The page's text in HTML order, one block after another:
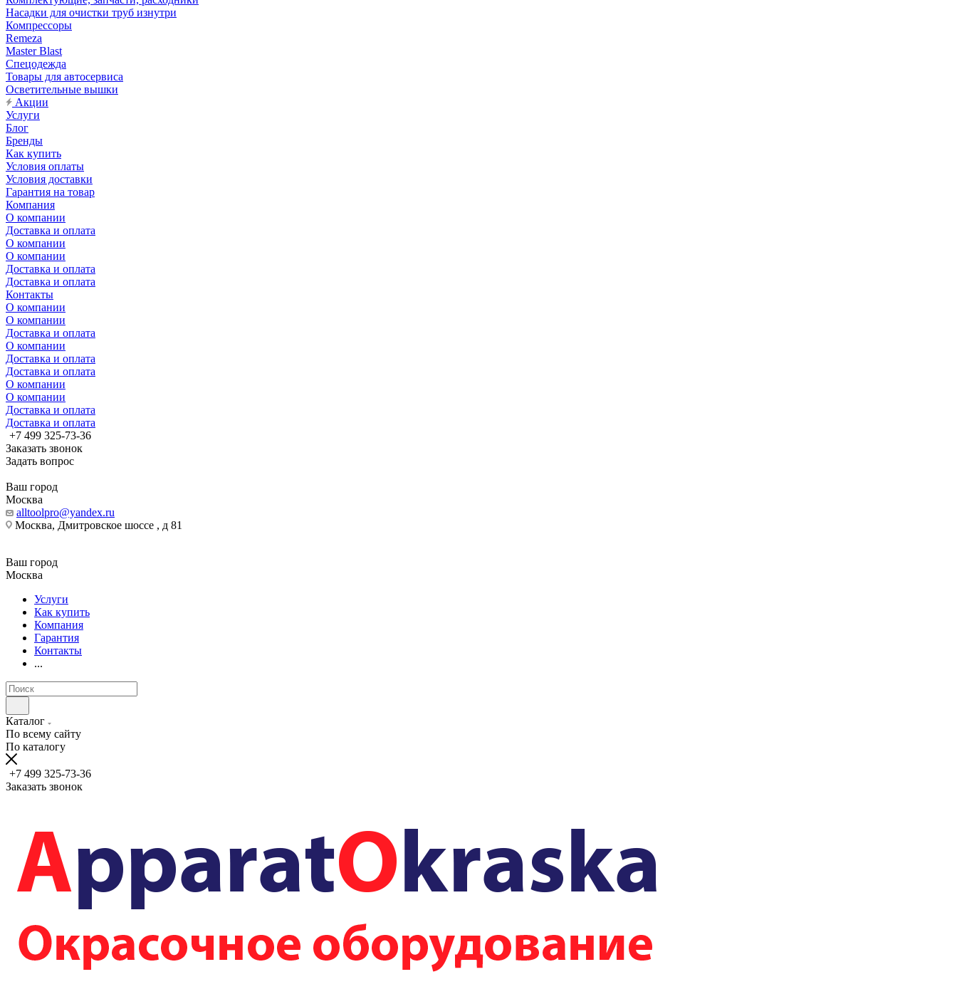
Насадки для очистки труб изнутри
Компрессоры
Remeza
Master Blast
Спецодежда
Товары для автосервиса
Осветительные вышки
Акции
Услуги
Блог
Бренды
Как купить
Условия оплаты
Условия доставки
Гарантия на товар
Компания
О компании
Доставка и оплата
О компании
О компании
Доставка и оплата
Доставка и оплата
Контакты
О компании
О компании
Доставка и оплата
О компании
Доставка и оплата
Доставка и оплата
О компании
О компании
Доставка и оплата
Доставка и оплата
+7 499 325-73-36
Заказать звонок
Задать вопрос
Ваш город
Москва
alltoolpro@yandex.ru
Москва, Дмитровское шоссе , д 81
Ваш город
Москва
Услуги
Как купить
Компания
Гарантия
Контакты
...
Каталог
По всему сайту
По каталогу
+7 499 325-73-36
Заказать звонок